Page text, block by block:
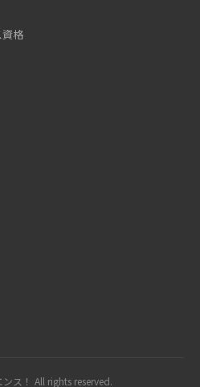
資格
ス！ All rights reserved.